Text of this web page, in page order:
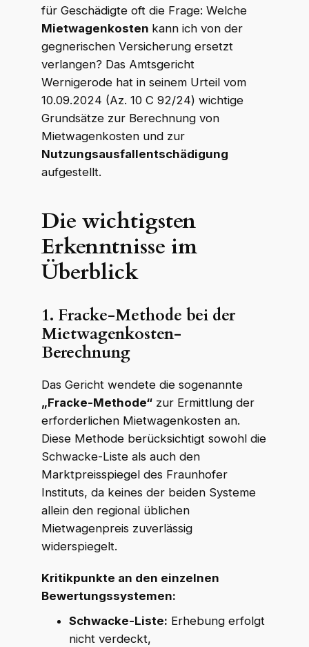
für Geschädigte oft die Frage: Welche
Mietwagenkosten kann ich von der
gegnerischen Versicherung ersetzt
verlangen? Das Amtsgericht
Wernigerode hat in seinem Urteil vom
10.09.2024 (Az. 10 C 92/24) wichtige
Grundsätze zur Berechnung von
Mietwagenkosten und zur
Nutzungsausfallentschädigung
aufgestellt.
Die wichtigsten
Erkenntnisse im
Überblick
1. Fracke-Methode bei der
Mietwagenkosten-
Berechnung
Das Gericht wendete die sogenannte
„Fracke-Methode“zur Ermittlung der
erforderlichen Mietwagenkosten an.
Diese Methode berücksichtigt sowohl die
Schwacke-Liste als auch den
Marktpreisspiegel des Fraunhofer
Instituts, da keines der beiden Systeme
allein den regional üblichen
Mietwagenpreis zuverlässig
widerspiegelt.
Kritikpunkte an den einzelnen
Bewertungssystemen:
Schwacke-Liste: Erhebung erfolgt
nicht verdeckt,